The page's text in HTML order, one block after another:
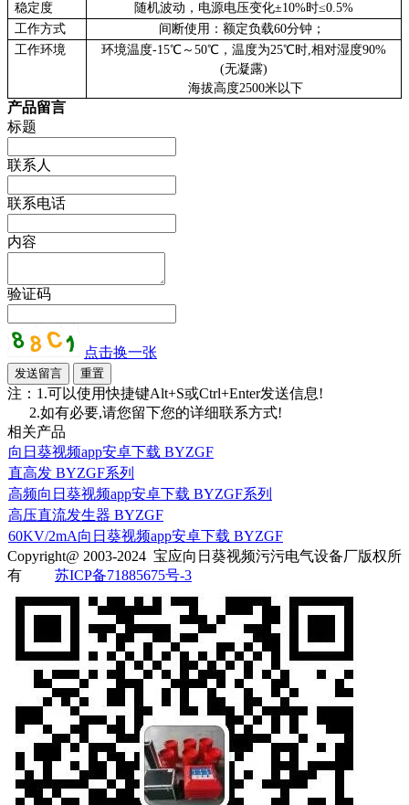
稳定度
随机波动，电源电压变化±10%时≤0.5%
工作方式
间断使用：额定负载60分钟；
工作环境
环境温度-15℃～50℃，温度为25℃时,相对湿度90%
(无凝露)
海拔高度2500米以下
产品留言
标题
联系人
联系电话
内容
验证码
点击换一张
注：1.可以使用快捷键Alt+S或Ctrl+Enter发送信息!
2.如有必要,请您留下您的详细联系方式!
相关产品
向日葵视频app安卓下载 BYZGF
直高发 BYZGF系列
高频向日葵视频app安卓下载 BYZGF系列
高压直流发生器 BYZGF
60KV/2mA向日葵视频app安卓下载 BYZGF
Copyright@ 2003-2024 宝应向日葵视频污污电气设备厂版权所
有
苏ICP备71885675号-3